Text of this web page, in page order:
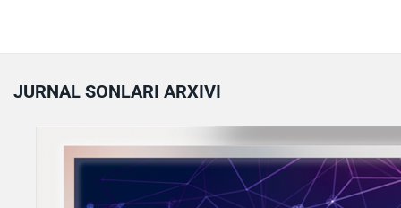
JURNAL SONLARI ARXIVI